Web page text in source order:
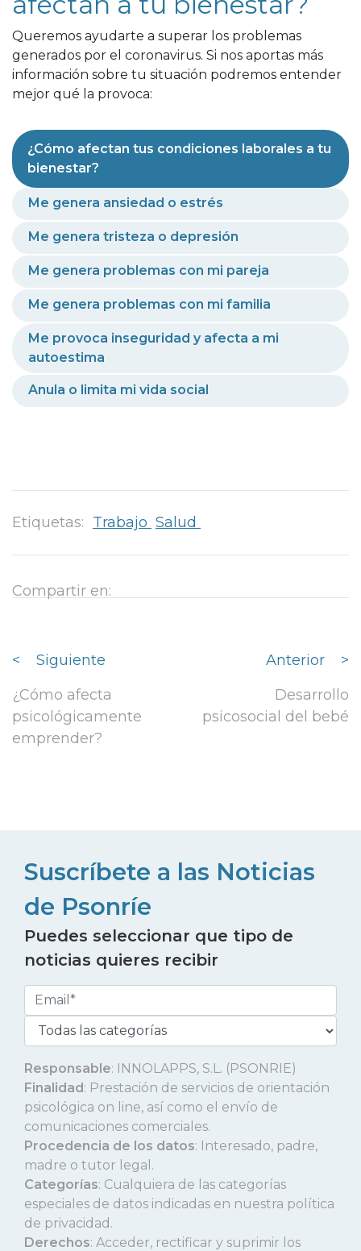
Queremos ayudarte a superar los problemas
generados por el coronavirus. Si nos aportas más
información sobre tu situación podremos entender
mejor qué la provoca:
¿Cómo afectan tus condiciones laborales a tu
bienestar?
Me genera ansiedad o estrés
Me genera tristeza o depresión
Me genera problemas con mi pareja
Me genera problemas con mi familia
Me provoca inseguridad y afecta a mi
autoestima
Anula o limita mi vida social
Etiquetas: Trabajo Salud
Compartir en:
<
Siguiente
¿Cómo afecta
psicológicamente
emprender?
Anterior
>
Desarrollo
psicosocial del bebé
Suscríbete a las Noticias
de Psonríe
Puedes seleccionar que tipo de
noticias quieres recibir
Responsable: INNOLAPPS, S.L. (PSONRIE)
Finalidad: Prestación de servicios de orientación
psicológica on line, así como el envío de
comunicaciones comerciales.
Procedencia de los datos: Interesado, padre,
madre o tutor legal.
Categorías: Cualquiera de las categorías
especiales de datos indicadas en nuestra política
de privacidad.
Derechos: Acceder, rectificar y suprimir los